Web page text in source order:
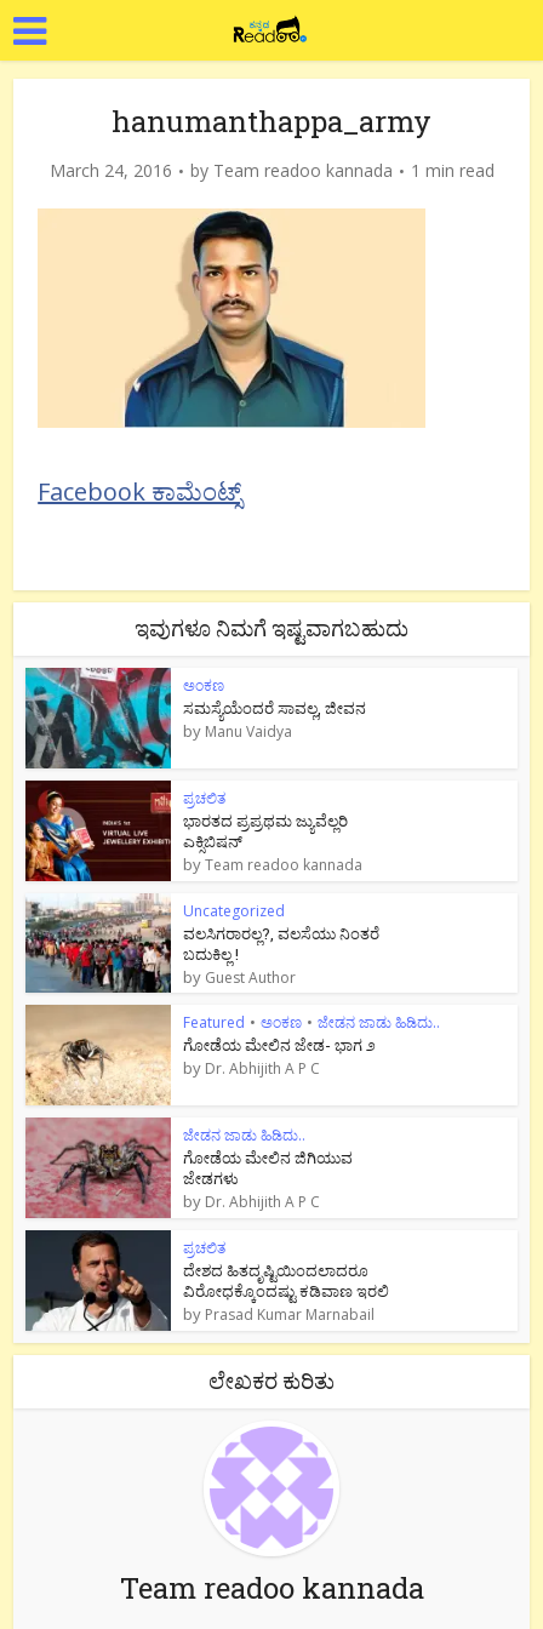
hanumanthappa_army
March 24, 2016 by Team readoo kannada 1 min read
Facebook ಕಾಮೆಂಟ್ಸ್
ಇವುಗಳೂ ನಿಮಗೆ ಇಷ್ಟವಾಗಬಹುದು
ಅಂಕಣ
ಸಮಸ್ಯೆಯೆಂದರೆ ಸಾವಲ್ಲ, ಜೀವನ
by Manu Vaidya
ಪ್ರಚಲಿತ
ಭಾರತದ ಪ್ರಪ್ರಥಮ ಜ್ಯುವೆಲ್ಲರಿ
ಎಕ್ಸಿಬಿಷನ್
byTeam readoo kannada
Uncategorized
ವಲಸಿಗರಾರಲ್ಲ?, ವಲಸೆಯು ನಿಂತರೆ
ಬದುಕಿಲ್ಲ !
by Guest Author
Featured • ಅಂಕಣ • ಜೇಡನ ಜಾಡು ಹಿಡಿದು..
ಗೋಡೆಯ ಮೇಲಿನ ಜೇಡ- ಭಾಗ ೨
by Dr. Abhijith A P C
ಜೇಡನ ಜಾಡು ಹಿಡಿದು..
ಗೋಡೆಯ ಮೇಲಿನ ಜಿಗಿಯುವ
ಜೇಡಗಳು
by Dr. Abhijith A P C
ಪ್ರಚಲಿತ
ದೇಶದ ಹಿತದೃಷ್ಟಿಯಿಂದಲಾದರೂ
ವಿರೋಧಕ್ಕೊಂದಷ್ಟು ಕಡಿವಾಣ ಇರಲಿ
by Prasad Kumar Marnabail
ಲೇಖಕರ ಕುರಿತು
Team readoo kannada